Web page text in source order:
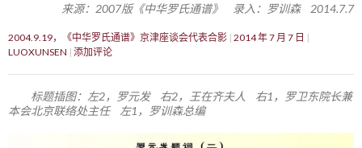
来源：2007版《中华罗氏通谱》 录入：罗训森 2014.7.7
2004.9.19，《中华罗氏通谱》京津座谈会代表合影 2014 年 7 月 7 日
LUOXUNSEN 添加评论
标题插图：左2，罗元发 右2，王在齐夫人 右1，罗卫东院长兼
本会北京联络处主任 左1，罗训森总编